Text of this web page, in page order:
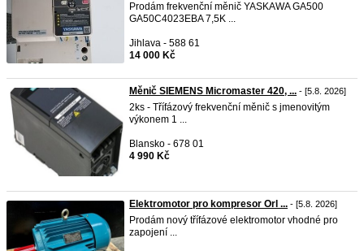
Prodám frekvenční měnič YASKAWA GA500
GA50C4023EBA 7,5K ...
Jihlava - 588 61
14 000 Kč
Měnič SIEMENS Micromaster 420, ... - [5.8. 2026]
2ks - Třífázový frekvenční měnič s jmenovitým
výkonem 1 ...
Blansko - 678 01
4 990 Kč
Elektromotor pro kompresor Orl ... - [5.8. 2026]
Prodám nový třífázové elektromotor vhodné pro
zapojení ...